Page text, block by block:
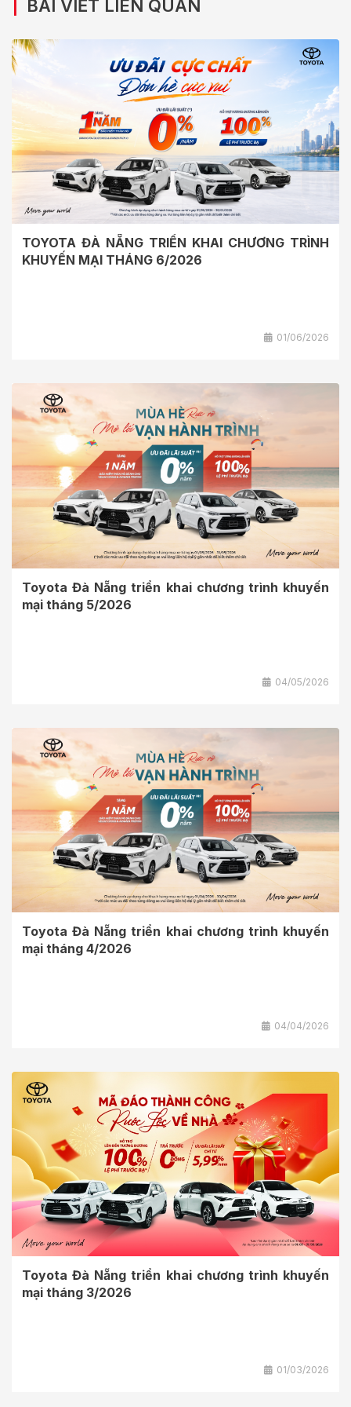
BÀI VIẾT LIÊN QUAN
TOYOTA ĐÀ NẴNG TRIỂN KHAI CHƯƠNG TRÌNH
KHUYẾN MẠI THÁNG 6/2026
01/06/2026
Toyota Đà Nẵng triển khai chương trình khuyến
mại tháng 5/2026
04/05/2026
Toyota Đà Nẵng triển khai chương trình khuyến
mại tháng 4/2026
04/04/2026
Toyota Đà Nẵng triển khai chương trình khuyến
mại tháng 3/2026
01/03/2026